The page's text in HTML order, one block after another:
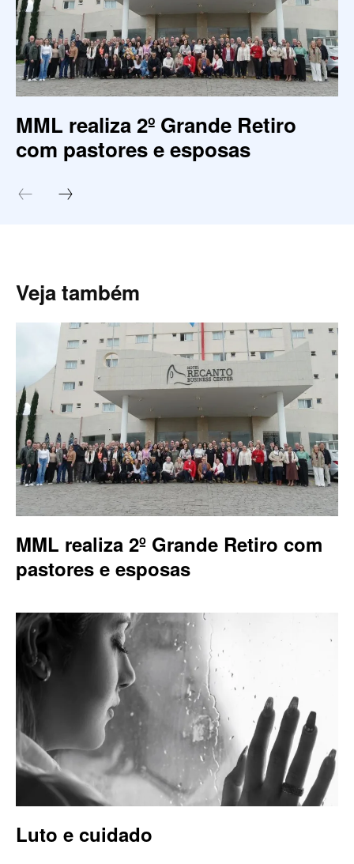
MML realiza 2º Grande Retiro
com pastores e esposas
Veja também
MML realiza 2º Grande Retiro com
pastores e esposas
Luto e cuidado